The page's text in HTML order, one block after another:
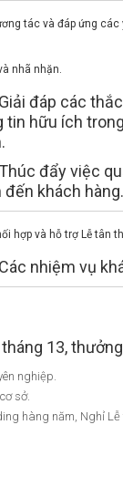
tác và đáp ứng các
nhã nhặn.
đáp các thắc
tin hữu ích
đẩy việc
đến khách hàng.
và hỗ trợ Lễ tân
nhiệm vụ
13,
nghiệp.
sở.
hàng năm, Nghỉ Lễ